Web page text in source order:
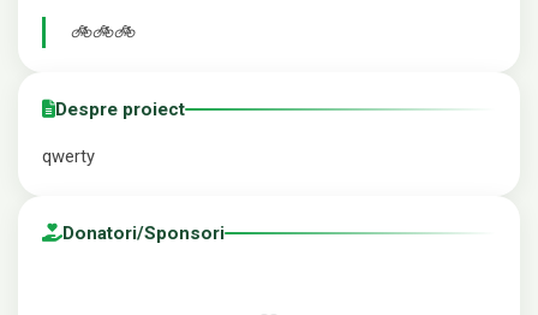
🚲🚲🚲
Despre proiect
qwerty
⁠Donatori/Sponsori